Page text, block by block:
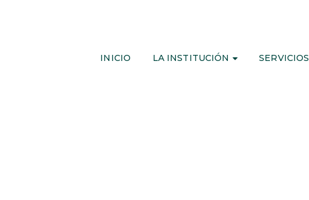
INICIO LA INSTITUCIÓN SERVICIOS